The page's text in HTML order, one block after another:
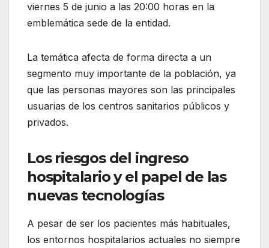
viernes 5 de junio a las 20:00 horas en la
emblemática sede de la entidad.
La temática afecta de forma directa a un
segmento muy importante de la población, ya
que las personas mayores son las principales
usuarias de los centros sanitarios públicos y
privados.
Los riesgos del ingreso
hospitalario y el papel de las
nuevas tecnologías
A pesar de ser los pacientes más habituales,
los entornos hospitalarios actuales no siempre